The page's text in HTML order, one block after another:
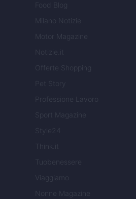
Food Blog
Milano Notizie
Motor Magazine
Notizie.it
Offerte Shopping
Pet Story
Professione Lavoro
Sport Magazine
Style24
Think.it
Tuobenessere
Viaggiamo
Nonne Magazine